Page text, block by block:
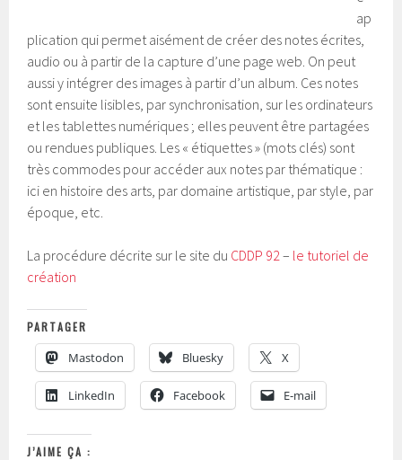
ap
plication qui permet aisément de créer des notes écrites,
audio ou à partir de la capture d’une page web. On peut
aussi y intégrer des images à partir d’un album. Ces notes
sont ensuite lisibles, par synchronisation, sur les ordinateurs
et les tablettes numériques ; elles peuvent être partagées
ou rendues publiques. Les « étiquettes » (mots clés) sont
très commodes pour accéder aux notes par thématique :
ici en histoire des arts, par domaine artistique, par style, par
époque, etc.
La procédure décrite sur le site du CDDP 92– le tutoriel de
création
PARTAGER
Mastodon Bluesky X
LinkedIn Facebook E-mail
J’AIME ÇA :